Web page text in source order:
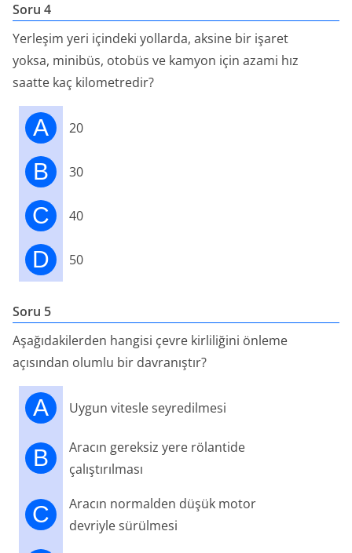
Soru 4
Yerleşim yeri içindeki yollarda, aksine bir işaret
yoksa, minibüs, otobüs ve kamyon için azami hız
saatte kaç kilometredir?
A 20
B 30
C 40
D 50
Soru 5
Aşağıdakilerden hangisi çevre kirliliğini önleme
açısından olumlu bir davranıştır?
A Uygun vitesle seyredilmesi
B
Aracın gereksiz yere rölantide
çalıştırılması
C
Aracın normalden düşük motor
devriyle sürülmesi